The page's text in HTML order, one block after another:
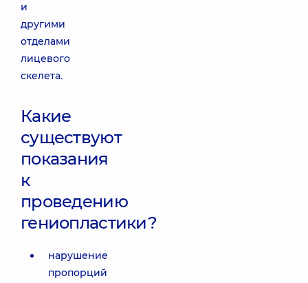
и
другими
отделами
лицевого
скелета.
Какие
существуют
показания
к
проведению
гениопластики?
нарушение
пропорций